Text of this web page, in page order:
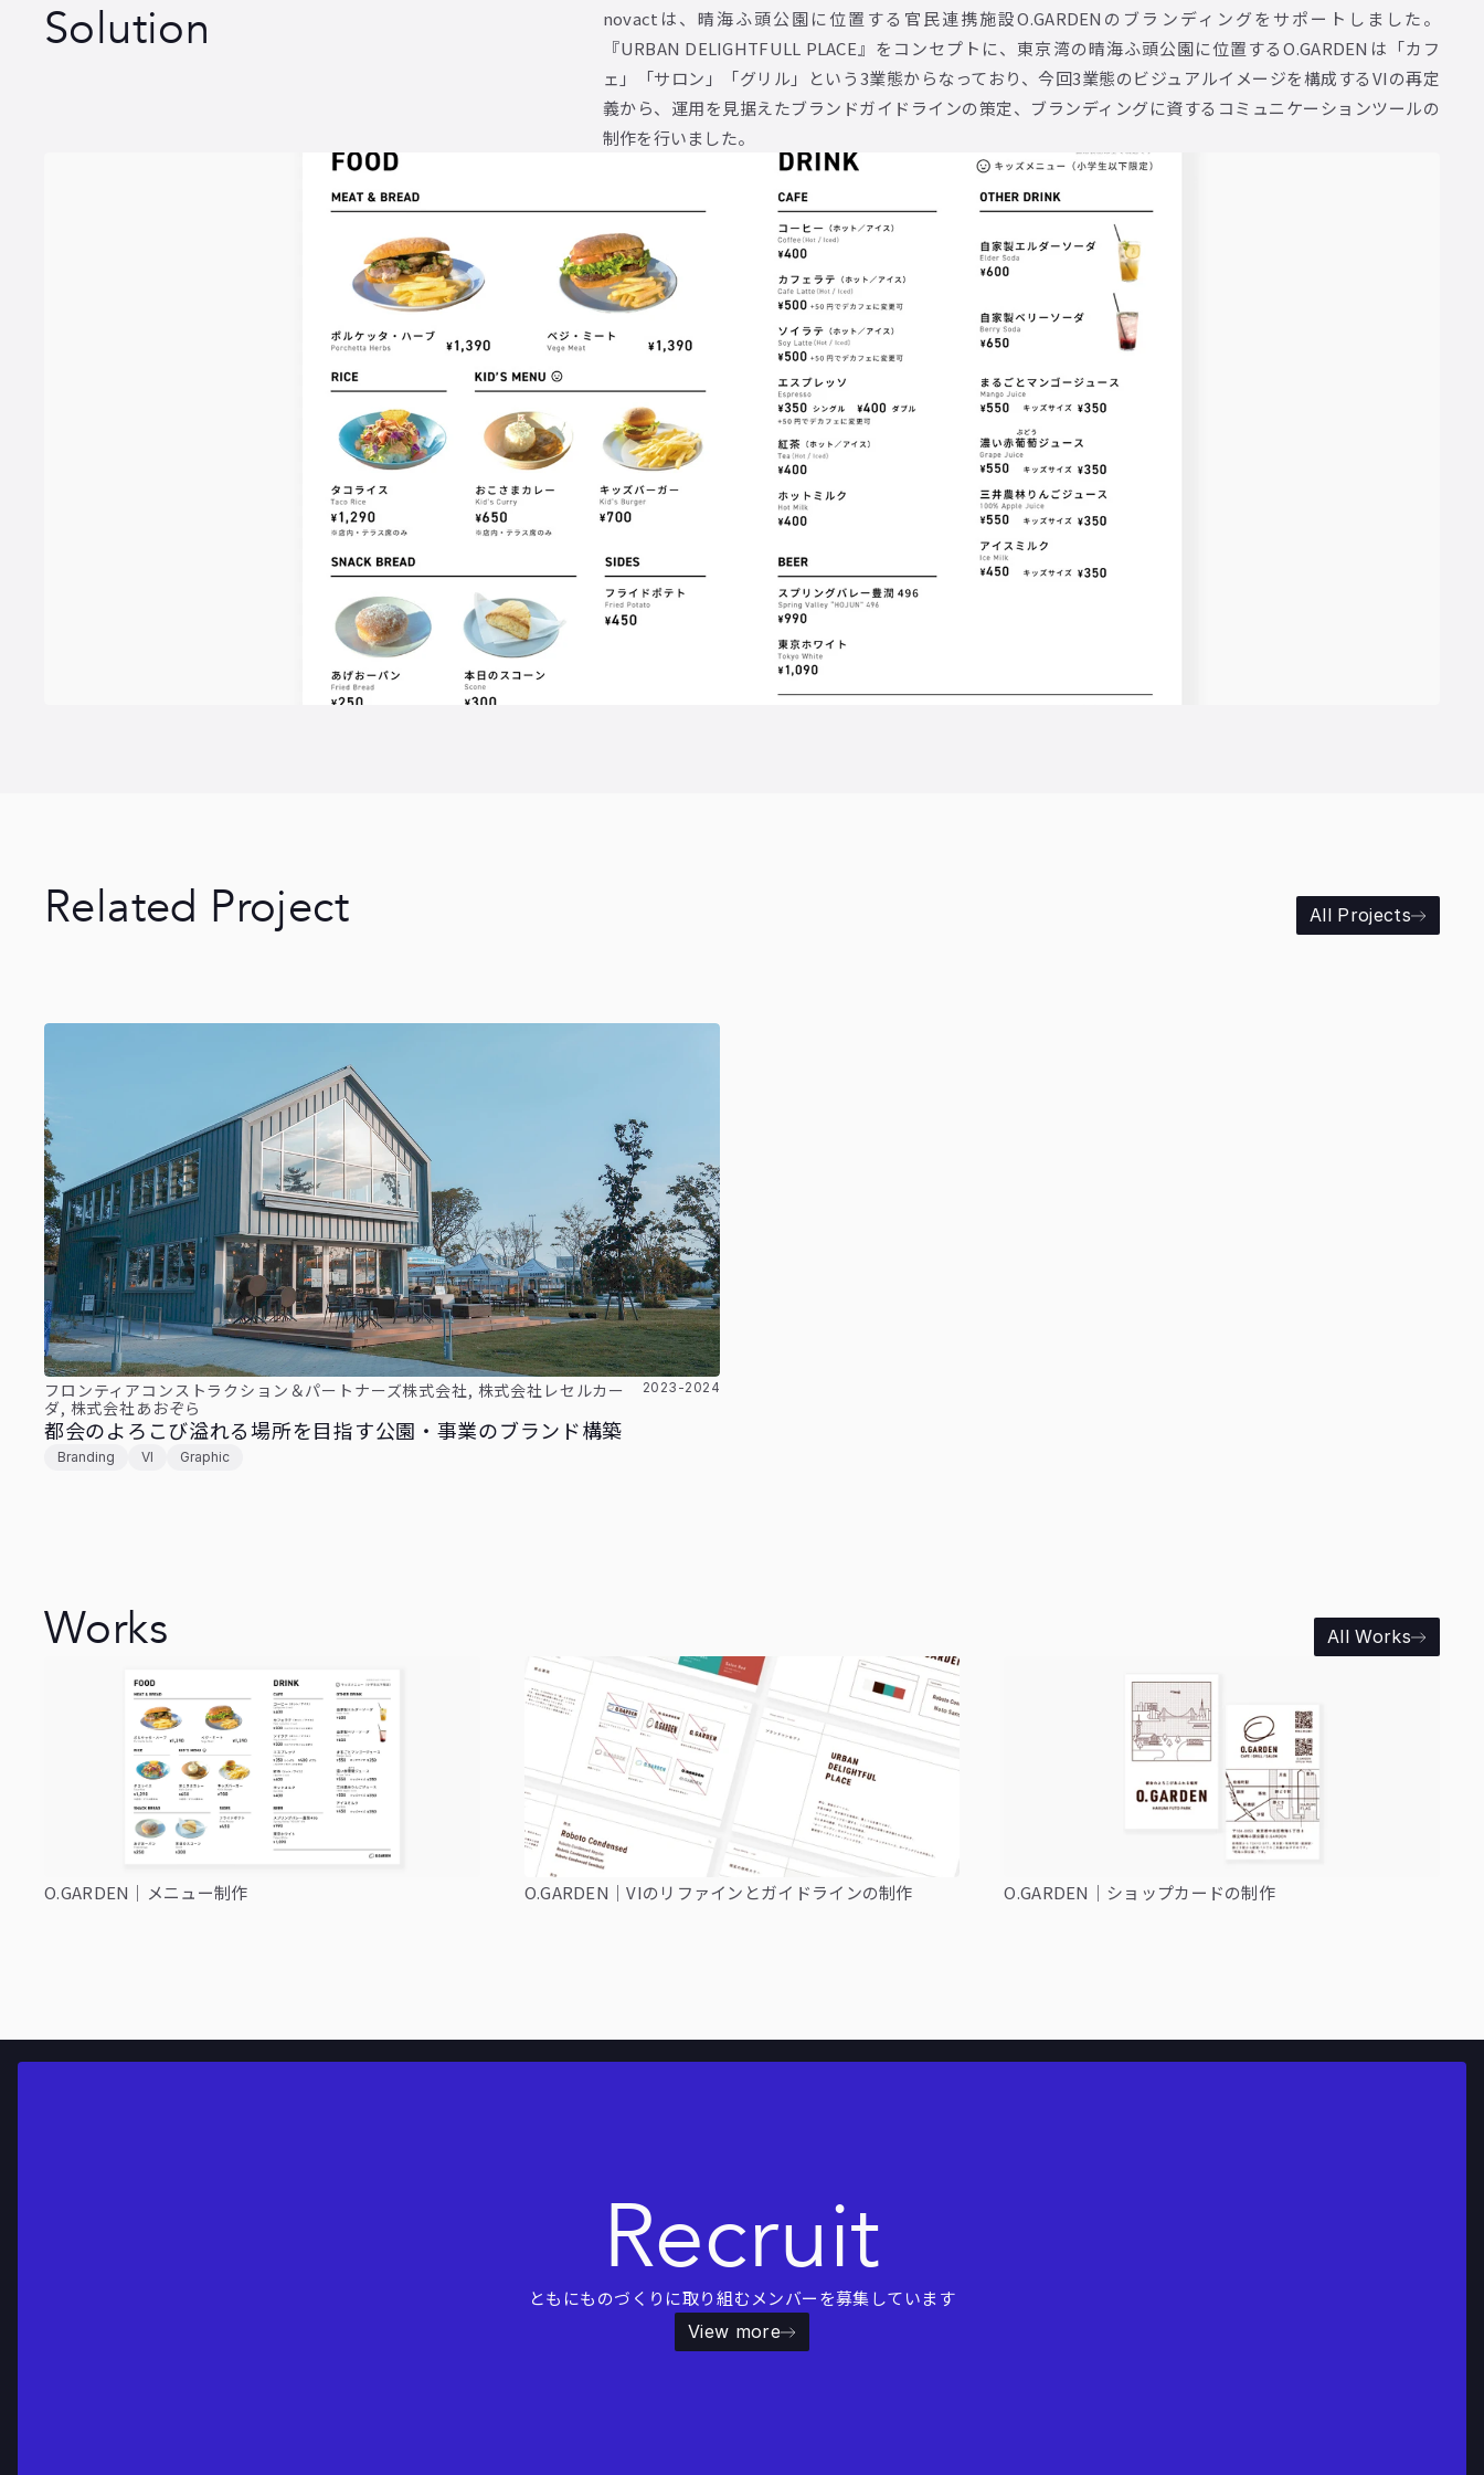
Solution
novactは、晴海ふ頭公園に位置する官民連携施設O.GARDENのブランディングをサポートしました。
『URBAN DELIGHTFULL PLACE』をコンセプトに、東京湾の晴海ふ頭公園に位置するO.GARDENは「カフ
ェ」「サロン」「グリル」という3業態からなっており、今回3業態のビジュアルイメージを構成するVIの再定
義から、運用を見据えたブランドガイドラインの策定、ブランディングに資するコミュニケーションツールの
制作を行いました。
Related Project All Projects
フロンティアコンストラクション＆パートナーズ株式会社, 株式会社レセルカー
ダ, 株式会社あおぞら
都会のよろこび溢れる場所を目指す公園・事業のブランド構築
2023-2024
Branding VI Graphic
Works All Works
O.GARDEN｜メニュー制作 O.GARDEN｜VIのリファインとガイドラインの制作 O.GARDEN｜ショップカードの制作
Recruit
ともにものづくりに取り組むメンバーを募集しています
View more